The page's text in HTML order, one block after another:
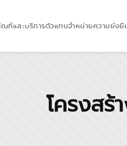
ฑ์และบริการตัวแทนจำหน่ายความยั่งยื
โครงสร้